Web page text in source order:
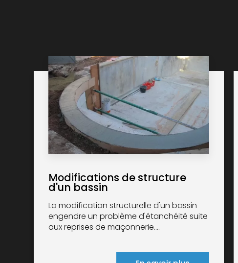
Modifications de structure
d'un bassin
La modification structurelle d'un bassin
engendre un problème d'étanchéité suite
aux reprises de maçonnerie....